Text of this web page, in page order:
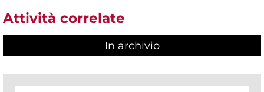
Attività correlate
In archivio